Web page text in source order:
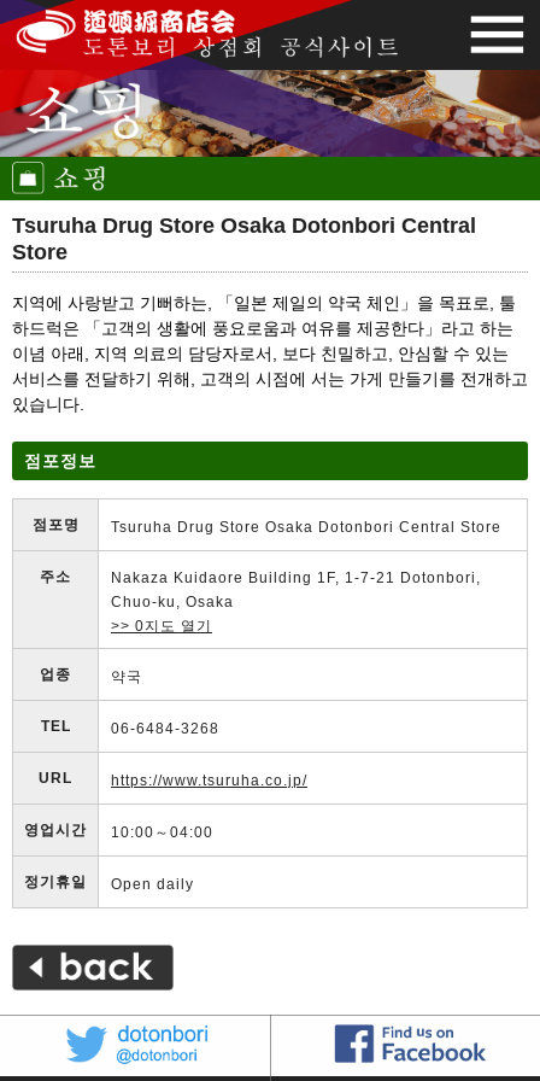
Tsuruha Drug Store Osaka Dotonbori Central
Store
지역에 사랑받고 기뻐하는, 「일본 제일의 약국 체인」을 목표로, 툴
하드럭은 「고객의 생활에 풍요로움과 여유를 제공한다」라고 하는
이념 아래, 지역 의료의 담당자로서, 보다 친밀하고, 안심할 수 있는
서비스를 전달하기 위해, 고객의 시점에 서는 가게 만들기를 전개하고
있습니다.
점포정보
점포명 Tsuruha Drug Store Osaka Dotonbori Central Store
주소
Nakaza Kuidaore Building 1F, 1-7-21 Dotonbori,
Chuo-ku, Osaka
>> 0지도 열기
업종 약국
TEL 06-6484-3268
URL https://www.tsuruha.co.jp/
영업시간 10:00～04:00
정기휴일 Open daily